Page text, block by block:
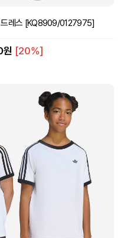
드레스 [KQ8909/0127975]
[20%]